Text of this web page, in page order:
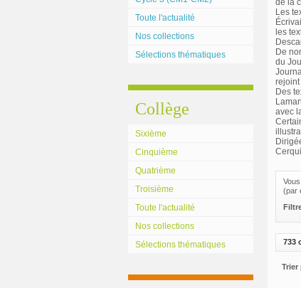
Toute l'actualité
Nos collections
Sélections thématiques
Collège
Sixième
Cinquième
Quatrième
Troisième
Toute l'actualité
Nos collections
Sélections thématiques
de la
Les
les
De
du
rejoint
Des
avec
(par
733
Trier